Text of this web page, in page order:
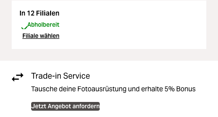
In 12 Filialen
Abholbereit
Filiale wählen
Trade-in Service
Tausche deine Fotoausrüstung und erhalte 5% Bonus
Jetzt Angebot anfordern